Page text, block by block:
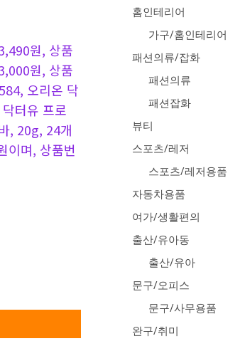
원, 상품
원, 상품
오리온 닥
터유 프로
, 20g, 24개
이며, 상품번
홈인테리어
가구/홈인테리어
패션의류/잡화
패션의류
패션잡화
뷰티
스포츠/레저
스포츠/레저용품
자동차용품
여가/생활편의
출산/유아동
출산/유아
문구/오피스
문구/사무용품
완구/취미